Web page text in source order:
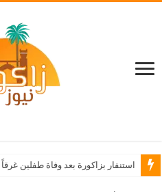
استنفار بزاكورة بعد وفاة طفلين غرقاً